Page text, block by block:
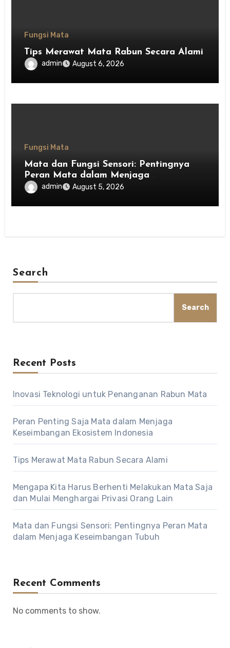
Fungsi Mata
Tips Merawat Mata Rabun Secara Alami
admin August 6, 2026
Fungsi Mata
Mata dan Fungsi Sensori: Pentingnya
Peran Mata dalam Menjaga
Keseimbangan Tubuh
admin August 5, 2026
Search
Search
Recent Posts
Inovasi Teknologi untuk Penanganan Rabun Mata
Peran Penting Saja Mata dalam Menjaga
Keseimbangan Ekosistem Indonesia
Tips Merawat Mata Rabun Secara Alami
Mengapa Kita Harus Berhenti Melakukan Mata Saja
dan Mulai Menghargai Privasi Orang Lain
Mata dan Fungsi Sensori: Pentingnya Peran Mata
dalam Menjaga Keseimbangan Tubuh
Recent Comments
No comments to show.